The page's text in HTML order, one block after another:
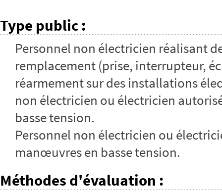
Type public :
Personnel non électricien réalisant
remplacement (prise, interrupteur,
réarmement sur des installations
non électricien ou électricien
basse tension.
Personnel non électricien ou
manœuvres en basse tension.
Méthodes d'évaluation :